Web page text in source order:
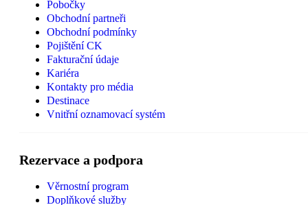
Pobočky
Obchodní partneři
Obchodní podmínky
Pojištění CK
Fakturační údaje
Kariéra
Kontakty pro média
Destinace
Vnitřní oznamovací systém
Rezervace a podpora
Věrnostní program
Doplňkové služby